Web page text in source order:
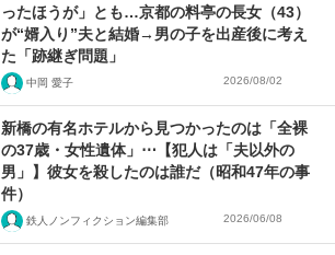
ったほうが」とも…京都の料亭の長女（43）
が“婿入り”夫と結婚→男の子を出産後に考え
た「跡継ぎ問題」
中岡 愛子 2026/08/02
新橋の有名ホテルから見つかったのは「全裸
の37歳・女性遺体」⋯【犯人は「夫以外の
男」】彼女を殺したのは誰だ（昭和47年の事
件）
鉄人ノンフィクション編集部 2026/06/08